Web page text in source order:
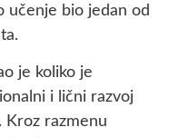
učenje bio jedan od
je koliko je
i lični razvoj
Kroz razmenu